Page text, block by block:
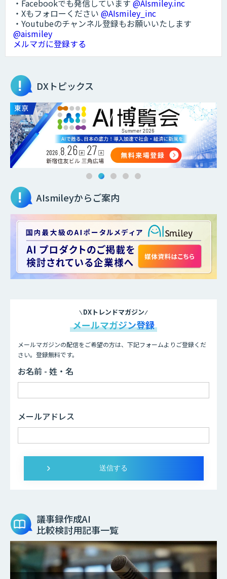
・Facebookでも発信しています @AIsmiley.inc
・Xもフォローください @AIsmiley_inc
・Youtubeのチャンネル登録もお願いいたします
@aismiley
メルマガに登録する
DXトピックス
AIsmileyからご案内
DXトレンドマガジン
メールマガジン登録
メールマガジンの配信をご希望の方は、下記フォームよりご登録くだ
さい。登録無料です。
お名前 - 姓・名
メールアドレス
議事録作成AI
比較検討用記事一覧